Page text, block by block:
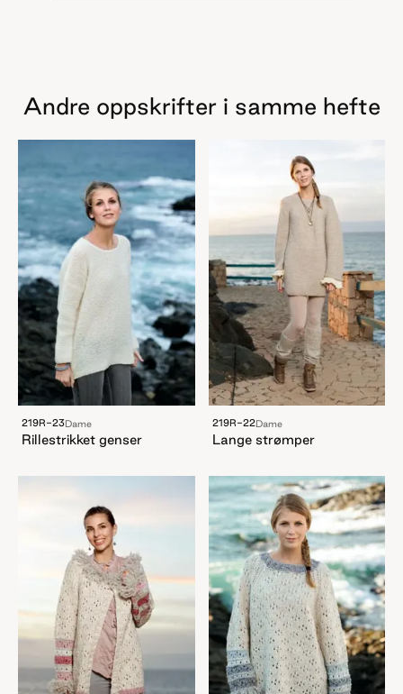
Andre oppskrifter i samme hefte
219R-23Dame
Rillestrikket genser
219R-22Dame
Lange strømper